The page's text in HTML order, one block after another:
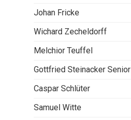
Johan Fricke
Wichard Zecheldorff
Melchior Teuffel
Gottfried Steinacker Senior
Caspar Schlüter
Samuel Witte